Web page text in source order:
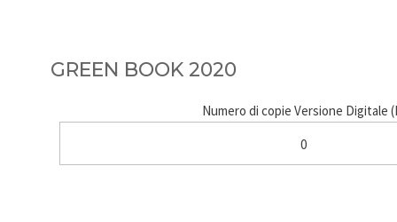
GREEN BOOK 2020
Numero di copie Versione Digitale
0